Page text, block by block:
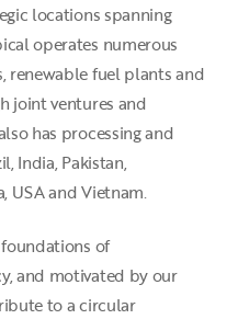
locations spanning
operates numerous
renewable fuel plants and
joint ventures and
has processing and
India, Pakistan,
USA and Vietnam.
of
and motivated by our
to a circular